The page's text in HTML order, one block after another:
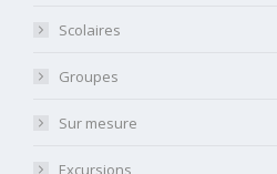
Scolaires
Groupes
Sur mesure
Excursions